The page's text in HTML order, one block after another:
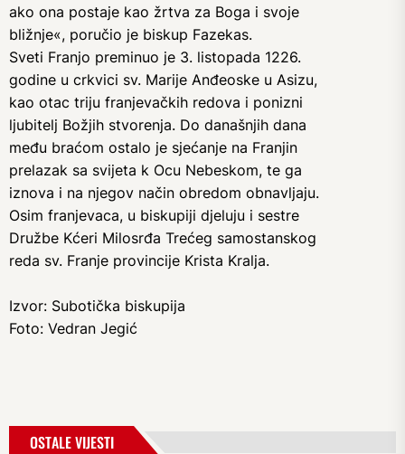
ako ona postaje kao žrtva za Boga i svoje
bližnje«, poručio je biskup Fazekas.
Sveti Franjo preminuo je 3. listopada 1226.
godine u crkvici sv. Marije Anđeoske u Asizu,
kao otac triju franjevačkih redova i ponizni
ljubitelj Božjih stvorenja. Do današnjih dana
među braćom ostalo je sjećanje na Franjin
prelazak sa svijeta k Ocu Nebeskom, te ga
iznova i na njegov način obredom obnavljaju.
Osim franjevaca, u biskupiji djeluju i sestre
Družbe Kćeri Milosrđa Trećeg samostanskog
reda sv. Franje provincije Krista Kralja.
Izvor: Subotička biskupija
Foto: Vedran Jegić
OSTALE VIJESTI